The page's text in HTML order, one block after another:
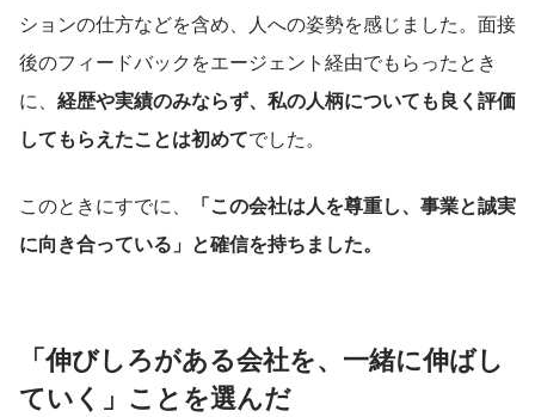
ションの仕方などを含め、人への姿勢を感じました。面接
後のフィードバックをエージェント経由でもらったとき
に、 経歴や実績のみならず、私の人柄についても良く評価
してもらえたことは初めてでした。
このときにすでに、
「この会社は人を尊重し、事業と誠実
に向き合っている」と確信を持ちました。
「伸びしろがある会社を、一緒に伸ばし
ていく」ことを選んだ